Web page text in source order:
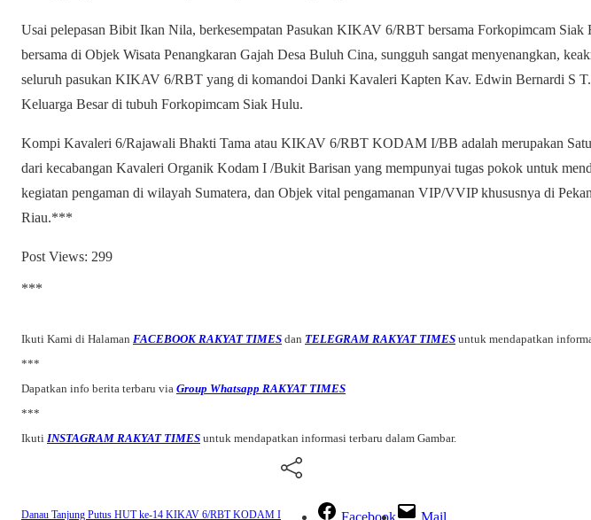
Usai pelepasan Bibit Ikan Nila, berkesempatan Pasukan KIKAV 6/RBT bersama Forkopimcam Siak
bersama di Objek Wisata Penangkaran Gajah Desa Buluh Cina, sungguh sangat menyenangkan,
seluruh pasukan KIKAV 6/RBT yang di komandoi Danki Kavaleri Kapten Kav. Edwin Bernardi S
Keluarga Besar di tubuh Forkopimcam Siak Hulu.
Kompi Kavaleri 6/Rajawali Bhakti Tama atau KIKAV 6/RBT KODAM I/BB adalah merupakan
dari kecabangan Kavaleri Organik Kodam I /Bukit Barisan yang mempunyai tugas pokok untuk
kegiatan pengaman di wilayah Sumatera, dan Objek vital pengamanan VIP/VVIP khususnya di
Riau.***
Post Views: 299
***
Ikuti Kami di Halaman FACEBOOK RAKYAT TIMES dan TELEGRAM RAKYAT TIMES untuk mendapatkan
***
Dapatkan info berita terbaru via Group Whatsapp RAKYAT TIMES
***
Ikuti INSTAGRAM RAKYAT TIMES untuk mendapatkan informasi terbaru dalam Gambar.
Danau Tanjung Putus HUT ke-14 KIKAV 6/RBT KODAM I